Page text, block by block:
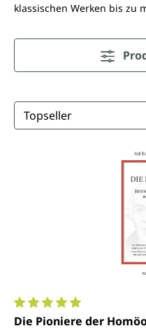
klassischen Werken bis zu
Durchschnittliche
Die Pioniere der